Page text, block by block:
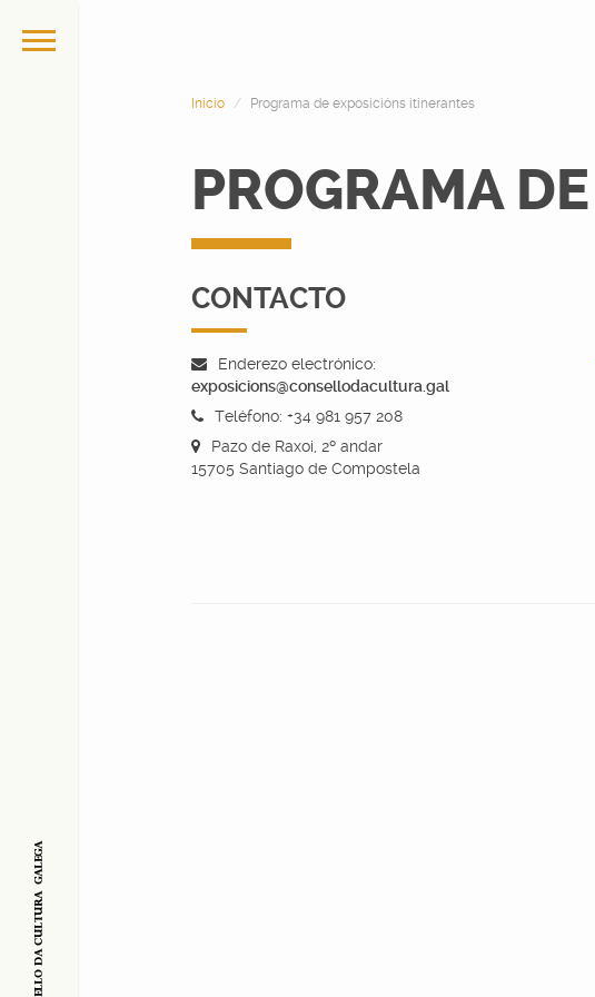
Inicio Programa de exposicións itinerantes
PROGRAMA
CONTACTO
Enderezo electrónico:
exposicions@consellodacultura.gal
Teléfono: +34 981 957 208
Pazo de Raxoi, 2º andar
15705 Santiago de Compostela